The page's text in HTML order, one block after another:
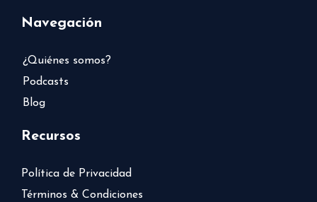
Navegación
¿Quiénes somos?
Podcasts
Blog
Recursos
Política de Privacidad
Términos & Condiciones